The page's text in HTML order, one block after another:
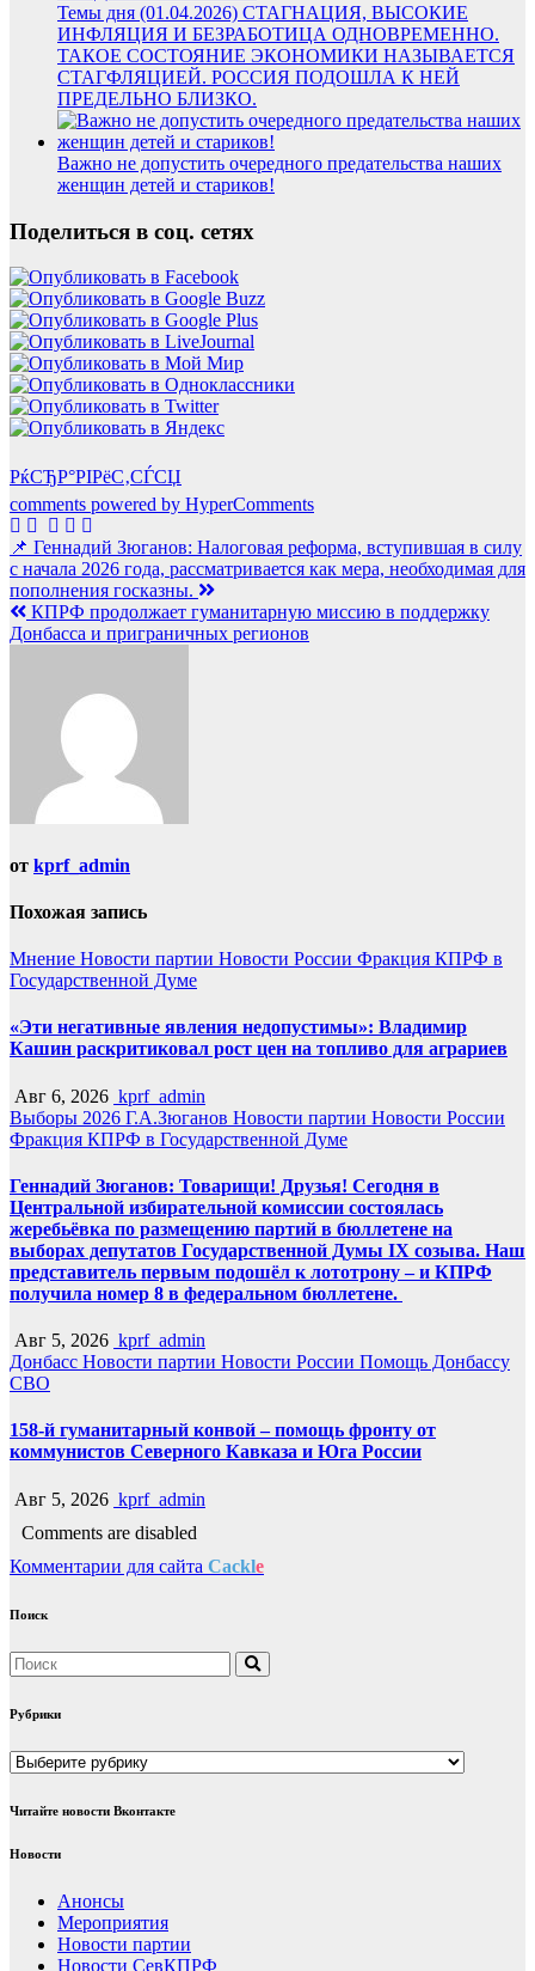
Темы дня (01.04.2026) СТАГНАЦИЯ, ВЫСОКИЕ
ИНФЛЯЦИЯ И БЕЗРАБОТИЦА ОДНОВРЕМЕННО.
ТАКОЕ СОСТОЯНИЕ ЭКОНОМИКИ НАЗЫВАЕТСЯ
СТАГФЛЯЦИЕЙ. РОССИЯ ПОДОШЛА К НЕЙ
ПРЕДЕЛЬНО БЛИЗКО.
Важно не допустить очередного предательства наших
женщин детей и стариков!
Поделиться в соц. сетях
РќСЂР°РІРёС‚СЃСЏ
comments powered by HyperComments
Навигация
по
записям
📌 Геннадий Зюганов: Налоговая реформа, вступившая в силу
с начала 2026 года, рассматривается как мера, необходимая для
пополнения госказны.
КПРФ продолжает гуманитарную миссию в поддержку
Донбасса и приграничных регионов
от kprf_admin
Похожая запись
Мнение Новости партии Новости России Фракция КПРФ в
Государственной Думе
«Эти негативные явления недопустимы»: Владимир
Кашин раскритиковал рост цен на топливо для аграриев
Авг 6, 2026 kprf_admin
Выборы 2026 Г.А.Зюганов Новости партии Новости России
Фракция КПРФ в Государственной Думе
Геннадий Зюганов: Товарищи! Друзья! Сегодня в
Центральной избирательной комиссии состоялась
жеребьёвка по размещению партий в бюллетене на
выборах депутатов Государственной Думы IX созыва. Наш
представитель первым подошёл к лототрону – и КПРФ
получила номер 8 в федеральном бюллетене.
Авг 5, 2026 kprf_admin
Донбасс Новости партии Новости России Помощь Донбассу
СВО
158-й гуманитарный конвой – помощь фронту от
коммунистов Северного Кавказа и Юга России
Авг 5, 2026 kprf_admin
Comments are disabled
Комментарии для сайта Cackle
Поиск
Рубрики
Рубрики
Читайте новости Вконтакте
Новости
Анонсы
Мероприятия
Новости партии
Новости СевКПРФ